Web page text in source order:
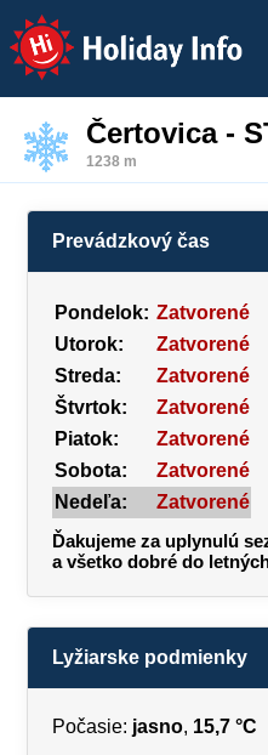
Holiday Info
Čertovica -
1238 m
Prevádzkový čas
Pondelok: Zatvorené
Utorok:
Zatvorené
Streda:
Zatvorené
Štvrtok:
Zatvorené
Piatok:
Zatvorené
Sobota:
Zatvorené
Nedeľa:
Zatvorené
Ďakujeme za uplynulú
a všetko dobré do
Lyžiarske podmienky
Počasie: jasno, 15,7 °C